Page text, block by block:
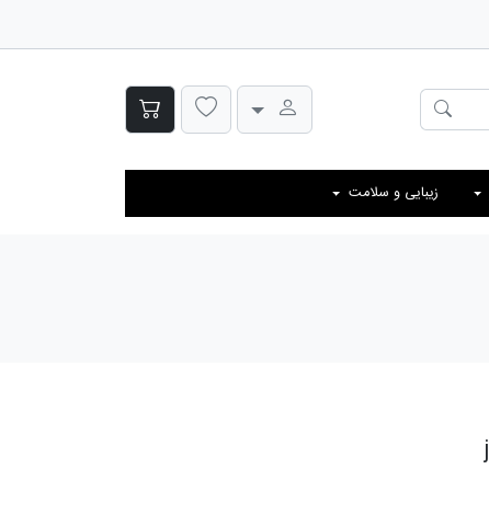
زیبایی و سلامت